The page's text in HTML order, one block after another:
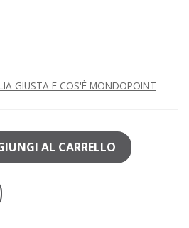
GIUSTA E COS'È MONDOPOINT
AL CARRELLO